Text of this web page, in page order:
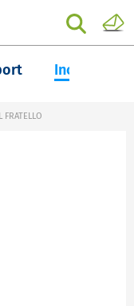
Inchieste
FRATELLO